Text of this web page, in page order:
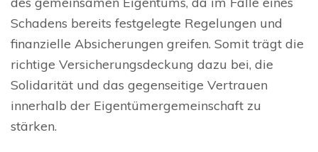
Schadens bereits festgelegte Regelungen und
finanzielle Absicherungen greifen. Somit trägt die
richtige Versicherungsdeckung dazu bei, die
Solidarität und das gegenseitige Vertrauen
innerhalb der Eigentümergemeinschaft zu
stärken.